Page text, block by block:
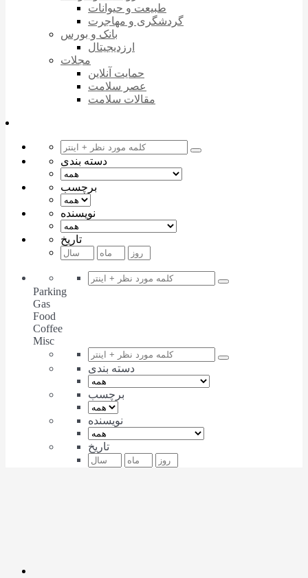
طبیعت و حیوانات
گردشگری و مهاجرت
بانک و بورس
ارزدیجیتال
مجلات
حمایت آنلاین
عصر سلامت
مقالات سلامت
دسته بندی
برچسب
نویسنده
تاریخ
Parking
Gas
Food
Coffee
Misc
دسته بندی
برچسب
نویسنده
تاریخ